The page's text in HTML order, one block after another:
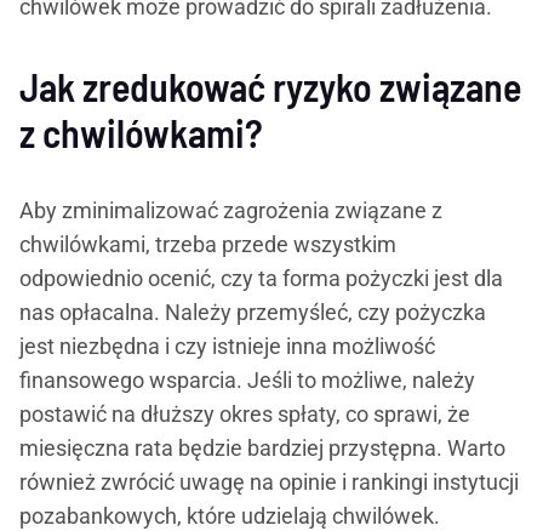
chwilówek może prowadzić do spirali zadłużenia.
Jak zredukować ryzyko związane
z chwilówkami?
Aby zminimalizować zagrożenia związane z
chwilówkami, trzeba przede wszystkim
odpowiednio ocenić, czy ta forma pożyczki jest dla
nas opłacalna. Należy przemyśleć, czy pożyczka
jest niezbędna i czy istnieje inna możliwość
finansowego wsparcia. Jeśli to możliwe, należy
postawić na dłuższy okres spłaty, co sprawi, że
miesięczna rata będzie bardziej przystępna. Warto
również zwrócić uwagę na opinie i rankingi instytucji
pozabankowych, które udzielają chwilówek.